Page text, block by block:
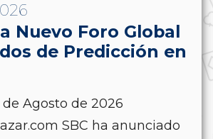
Nuevo Foro Global
de Predicción en
Agosto de 2026
SBC ha anunciado